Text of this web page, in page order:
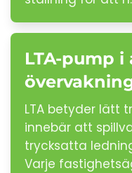
LTA-pump i
LTA betyder lätt
innebär att
trycksatta
Varje